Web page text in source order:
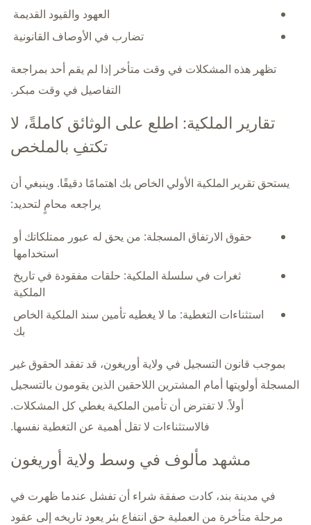
العهود والقيود القديمة
تضارب في الأوصاف القانونية
تظهر هذه المشكلات في وقت متأخر إذا لم يقم أحد بمراجعة
التفاصيل في وقت مبكر.
تقارير الملكية: اطلع على الوثائق كاملةً، لا
تكتفِ بالملخص
يستحق تقرير الملكية الأولي الخاص بك اهتمامًا دقيقًا. وينبغي أن
يراجعه محامٍ لتحديد:
حقوق الارتفاق المسجلة: من يحق له عبور ممتلكاتك أو
استخدامها
ثغرات في سلسلة الملكية: حلقات مفقودة في تاريخ
الملكية
استثناءات التغطية: ما لا يغطيه تأمين سند الملكية الخاص
بك
بموجب قانون التسجيل في ولاية أوريغون، قد تفقد الحقوق غير
المسجلة أولويتها أمام المشترين اللاحقين الذين يقومون بالتسجيل
أولاً. لا تفترض أن تأمين الملكية يغطي كل المشكلات.
فالاستثناءات لا تقل أهمية عن التغطية نفسها.
مشهد مألوف في وسط ولاية أوريغون
في مدينة بند، كادت صفقة شراء أن تفشل عندما ظهرت في
مرحلة متأخرة من العملية حق انتفاع بئر يعود تاريخه إلى عقود